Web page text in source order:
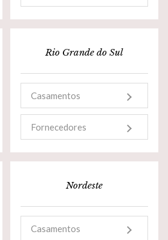
Rio Grande do Sul
Casamentos
Fornecedores
Nordeste
Casamentos